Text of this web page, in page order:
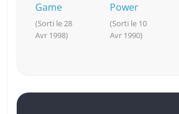
Game
(Sorti le 28
Avr 1998)
Power
(Sorti le 10
Avr 1990)